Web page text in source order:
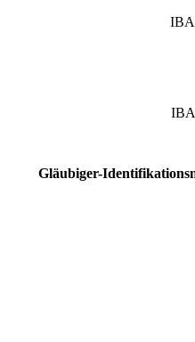
Gläubiger-